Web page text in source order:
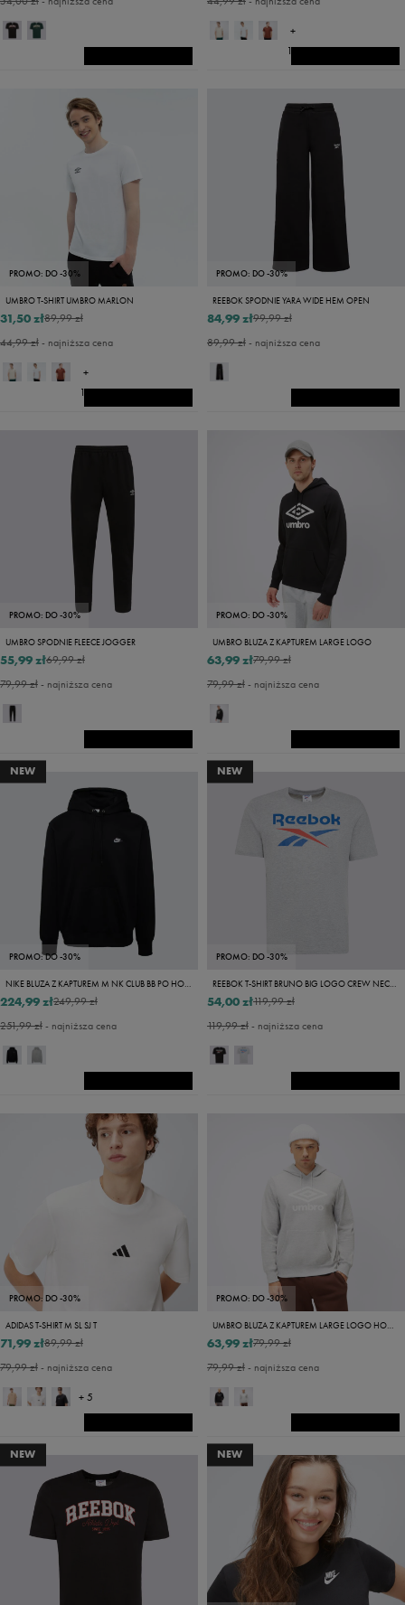
+
14
PROMO: DO -30%
UMBRO T-SHIRT UMBRO MARLON
89,99 zł
31,50 zł
44,99 zł- najniższa cena
+
14
PROMO: DO -30%
REEBOK SPODNIE YARA WIDE HEM OPEN
99,99 zł
84,99 zł
89,99 zł- najniższa cena
PROMO: DO -30%
UMBRO SPODNIE FLEECE JOGGER
69,99 zł
55,99 zł
79,99 zł- najniższa cena
PROMO: DO -30%
UMBRO BLUZA Z KAPTUREM LARGE LOGO
79,99 zł
63,99 zł
79,99 zł- najniższa cena
NEW
PROMO: DO -30%
249,99 zł
224,99 zł
251,99 zł- najniższa cena
NEW
PROMO: DO -30%
119,99 zł
54,00 zł
119,99 zł- najniższa cena
PROMO: DO -30%
ADIDAS T-SHIRT M SL SJ T
89,99 zł
71,99 zł
79,99 zł- najniższa cena
+ 5
PROMO: DO -30%
79,99 zł
63,99 zł
79,99 zł- najniższa cena
NEW NEW